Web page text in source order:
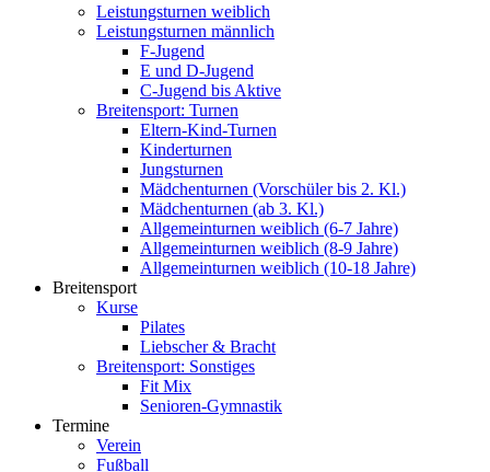
Leistungsturnen weiblich
Leistungsturnen männlich
F-Jugend
E und D-Jugend
C-Jugend bis Aktive
Breitensport: Turnen
Eltern-Kind-Turnen
Kinderturnen
Jungsturnen
Mädchenturnen (Vorschüler bis 2. Kl.)
Mädchenturnen (ab 3. Kl.)
Allgemeinturnen weiblich (6-7 Jahre)
Allgemeinturnen weiblich (8-9 Jahre)
Allgemeinturnen weiblich (10-18 Jahre)
Breitensport
Kurse
Pilates
Liebscher & Bracht
Breitensport: Sonstiges
Fit Mix
Senioren-Gymnastik
Termine
Verein
Fußball